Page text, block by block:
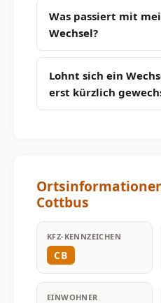
Was passiert mit
Wechsel?
Lohnt sich ein
erst kürzlich
Cottbus
KFZ-KENNZEICHEN
CB
EINWOHNER